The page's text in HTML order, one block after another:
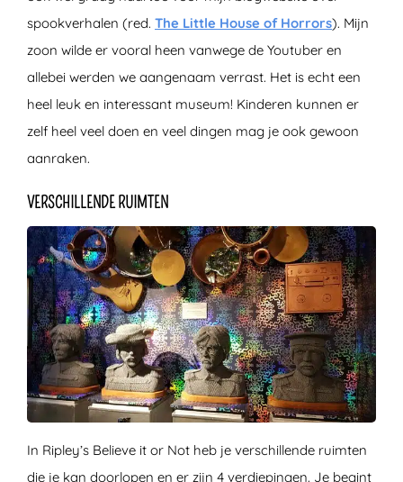
spookverhalen (red. The Little House of Horrors). Mijn
zoon wilde er vooral heen vanwege de Youtuber en
allebei werden we aangenaam verrast. Het is echt een
heel leuk en interessant museum! Kinderen kunnen er
zelf heel veel doen en veel dingen mag je ook gewoon
aanraken.
VERSCHILLENDE RUIMTEN
In Ripley’s Believe it or Not heb je verschillende ruimten
die je kan doorlopen en er zijn 4 verdiepingen. Je begint